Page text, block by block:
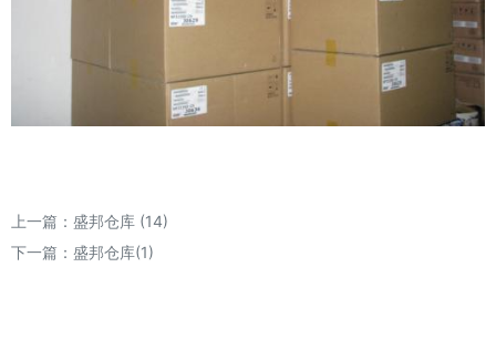
上一篇： 盛邦仓库 (14)
下一篇： 盛邦仓库(1)